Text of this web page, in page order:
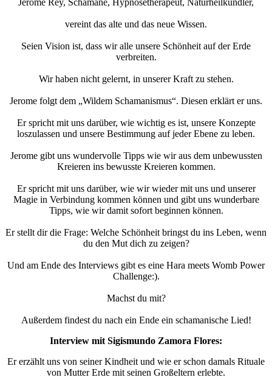
Jerome Rey, Schamane, Hypnosetherapeut, Naturheilkundler,
vereint das alte und das neue Wissen.
Seien Vision ist, dass wir alle unsere Schönheit auf der Erde
verbreiten.
Wir haben nicht gelernt, in unserer Kraft zu stehen.
Jerome folgt dem „Wildem Schamanismus“. Diesen erklärt er uns.
Er spricht mit uns darüber, wie wichtig es ist, unsere Konzepte
loszulassen und unsere Bestimmung auf jeder Ebene zu leben.
Jerome gibt uns wundervolle Tipps wie wir aus dem unbewussten
Kreieren ins bewusste Kreieren kommen.
Er spricht mit uns darüber, wie wir wieder mit uns und unserer
Magie in Verbindung kommen können und gibt uns wunderbare
Tipps, wie wir damit sofort beginnen können.
Er stellt dir die Frage: Welche Schönheit bringst du ins Leben, wenn
du den Mut dich zu zeigen?
Und am Ende des Interviews gibt es eine Hara meets Womb Power
Challenge:).
Machst du mit?
Außerdem findest du nach ein Ende ein schamanische Lied!
Interview mit Sigismundo Zamora Flores:
Er erzählt uns von seiner Kindheit und wie er schon damals Rituale
von Mutter Erde mit seinen Großeltern erlebte.